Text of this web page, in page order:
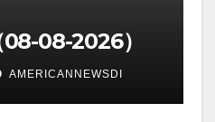
08-2026）
AMERICANNEWSDI